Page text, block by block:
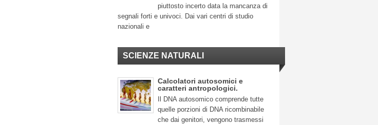
piuttosto incerto data la mancanza di
segnali forti e univoci. Dai vari centri di studio
nazionali e
SCIENZE NATURALI
Calcolatori autosomici e
caratteri antropologici.
Il DNA autosomico comprende tutte
quelle porzioni di DNA ricombinabile
che dai genitori, vengono trasmessi